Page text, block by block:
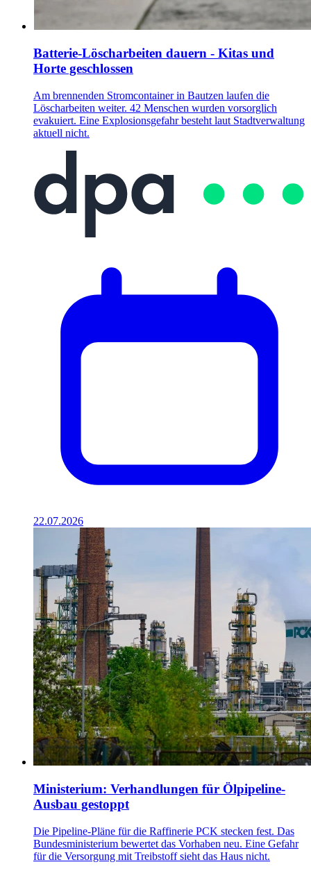
Batterie-Löscharbeiten dauern - Kitas und
Horte geschlossen
Am brennenden Stromcontainer in Bautzen laufen die
Löscharbeiten weiter. 42 Menschen wurden vorsorglich
evakuiert. Eine Explosionsgefahr besteht laut Stadtverwaltung
aktuell nicht.
22.07.2026
Ministerium: Verhandlungen für Ölpipeline-
Ausbau gestoppt
Die Pipeline-Pläne für die Raffinerie PCK stecken fest. Das
Bundesministerium bewertet das Vorhaben neu. Eine Gefahr
für die Versorgung mit Treibstoff sieht das Haus nicht.